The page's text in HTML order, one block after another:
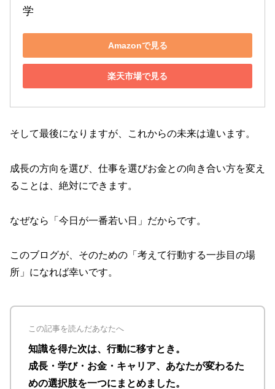
学
Amazonで見る
楽天市場で見る
そして最後になりますが、これからの未来は違います。
成長の方向を選び、仕事を選びお金との向き合い方を変え
ることは、絶対にできます。
なぜなら「今日が一番若い日」だからです。
このブログが、そのための「考えて行動する一歩目の場
所」になれば幸いです。
この記事を読んだあなたへ
知識を得た次は、行動に移すとき。
成長・学び・お金・キャリア、あなたが変わるた
めの選択肢を一つにまとめました。